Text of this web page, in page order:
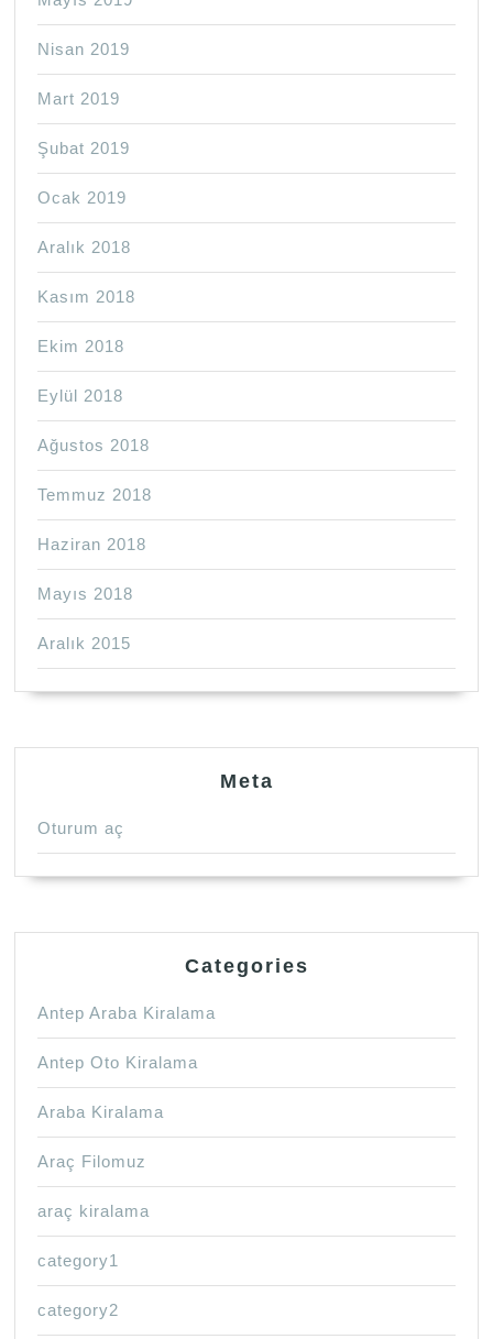
Nisan 2019
Mart 2019
Şubat 2019
Ocak 2019
Aralık 2018
Kasım 2018
Ekim 2018
Eylül 2018
Ağustos 2018
Temmuz 2018
Haziran 2018
Mayıs 2018
Aralık 2015
Meta
Oturum aç
Categories
Antep Araba Kiralama
Antep Oto Kiralama
Araba Kiralama
Araç Filomuz
araç kiralama
category1
category2